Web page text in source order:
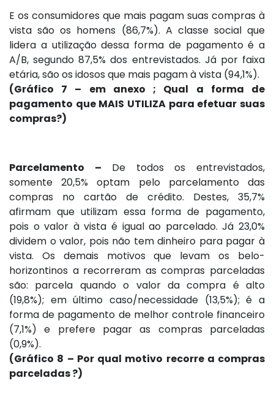
E os consumidores que mais pagam suas compras à
vista são os homens (86,7%). A classe social que
lidera a utilização dessa forma de pagamento é a
A/B, segundo 87,5% dos entrevistados. Já por faixa
etária, são os idosos que mais pagam à vista (94,1%).
(Gráfico 7 – em anexo ; Qual a forma de
pagamento que MAIS UTILIZA para efetuar suas
compras?)
Parcelamento – De todos os entrevistados,
somente 20,5% optam pelo parcelamento das
compras no cartão de crédito. Destes, 35,7%
afirmam que utilizam essa forma de pagamento,
pois o valor à vista é igual ao parcelado. Já 23,0%
dividem o valor, pois não tem dinheiro para pagar à
vista. Os demais motivos que levam os belo-
horizontinos a recorreram as compras parceladas
são: parcela quando o valor da compra é alto
(19,8%); em último caso/necessidade (13,5%); é a
forma de pagamento de melhor controle financeiro
(7,1%) e prefere pagar as compras parceladas
(0,9%).
(Gráfico 8 – Por qual motivo recorre a compras
parceladas ?)